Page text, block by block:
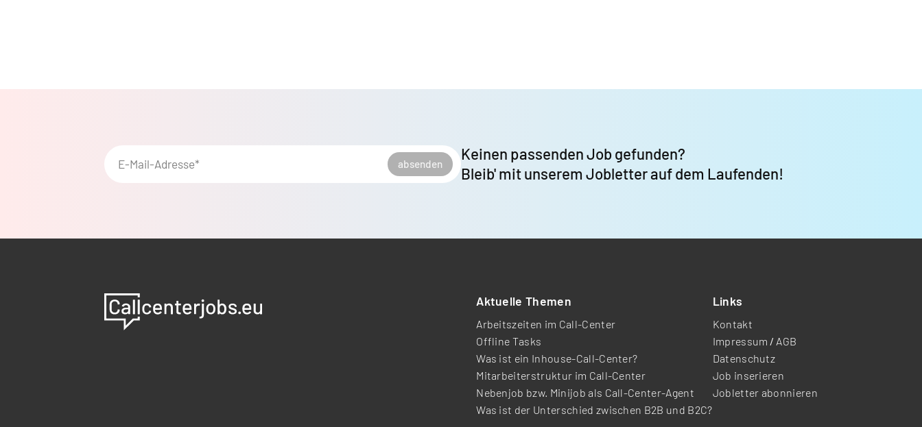
E-Mail-Adresse* absenden
Keinen passenden Job gefunden?
Bleib' mit unserem Jobletter auf dem Laufenden!
Aktuelle Themen
Arbeitszeiten im Call-Center
Offline Tasks
Was ist ein Inhouse-Call-Center?
Mitarbeiterstruktur im Call-Center
Nebenjob bzw. Minijob als Call-Center-Agent
Was ist der Unterschied zwischen B2B und B2C?
Links
Kontakt
Impressum / AGB
Datenschutz
Job inserieren
Jobletter abonnieren